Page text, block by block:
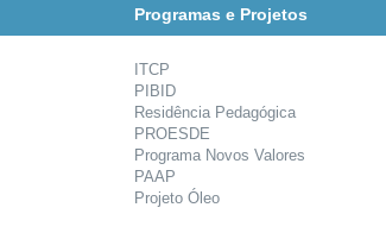
Programas e Projetos
ITCP
PIBID
Residência Pedagógica
PROESDE
Programa Novos Valores
PAAP
Projeto Óleo